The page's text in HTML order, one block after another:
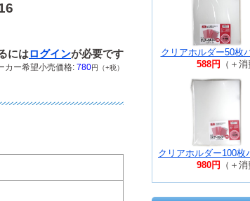
にはログインが必要です
カー希望小売価格: 780円（+税）
クリアホルダー50枚
588円
（＋消
クリアホルダー100枚
980円
（＋消